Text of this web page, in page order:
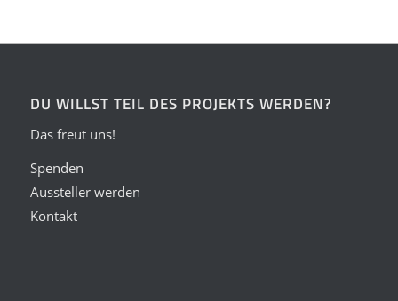
DU WILLST TEIL DES PROJEKTS WERDEN?
Das freut uns!
Spenden
Aussteller werden
Kontakt